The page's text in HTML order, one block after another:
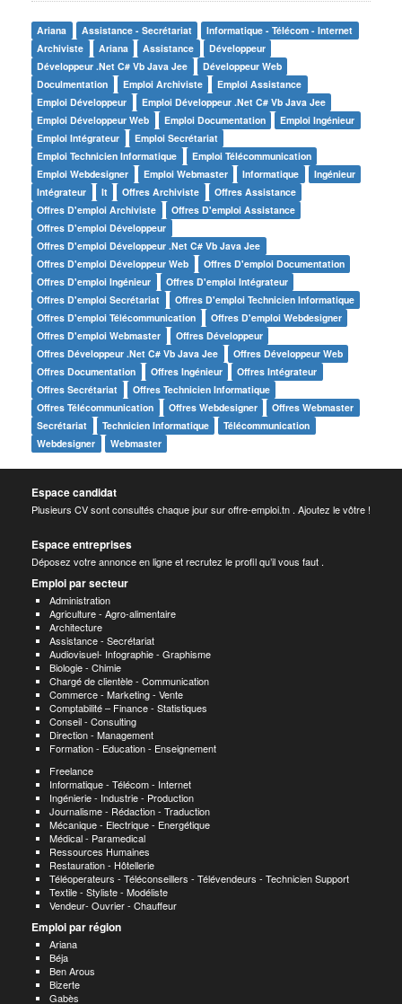
Ariana Assistance - Secrétariat
Informatique - Télécom - Internet
Archiviste
Ariana Assistance
Développeur
Développeur .net C# Vb Java Jee
Développeur Web
Doculmentation
Emploi Archiviste
Emploi Assistance
Emploi Développeur
Emploi Développeur .net C# Vb Java Jee
Emploi Développeur Web
Emploi Documentation
Emploi Ingénieur
Emploi Intégrateur
Emploi Secrétariat
Emploi Technicien Informatique
Emploi Télécommunication
Emploi Webdesigner
Emploi Webmaster Informatique
Ingénieur
Intégrateur
It Offres Archiviste
Offres Assistance
Offres D'emploi Archiviste
Offres D'emploi Assistance
Offres D'emploi Développeur
Offres D'emploi Développeur .net C# Vb Java Jee
Offres D'emploi Développeur Web
Offres D'emploi Documentation
Offres D'emploi Ingénieur
Offres D'emploi Intégrateur
Offres D'emploi Secrétariat
Offres D'emploi Technicien Informatique
Offres D'emploi Télécommunication
Offres D'emploi Webdesigner
Offres D'emploi Webmaster
Offres Développeur
Offres Développeur .net C# Vb Java Jee
Offres Développeur Web
Offres Documentation
Offres Ingénieur
Offres Intégrateur
Offres Secrétariat
Offres Technicien Informatique
Offres Télécommunication
Offres Webdesigner
Offres Webmaster
Secrétariat
Technicien Informatique
Télécommunication
Webdesigner
Webmaster
Espace candidat
Plusieurs CV sont consultés chaque jour sur offre-emploi.tn . Ajoutez le vôtre !
Espace entreprises
Déposez votre annonce en ligne et recrutez le profil qu’il vous faut .
Emploi par secteur
Administration
Agriculture - Agro-alimentaire
Architecture
Assistance - Secrétariat
Audiovisuel- Infographie - Graphisme
Biologie - Chimie
Chargé de clientèle - Communication
Commerce - Marketing - Vente
Comptabilité – Finance - Statistiques
Conseil - Consulting
Direction - Management
Formation - Education - Enseignement
Freelance
Informatique - Télécom - Internet
Ingénierie - Industrie - Production
Journalisme - Rédaction - Traduction
Mécanique - Electrique - Energétique
Médical - Paramedical
Ressources Humaines
Restauration - Hôtellerie
Téléoperateurs - Téléconseillers - Télévendeurs - Technicien Support
Textile - Styliste - Modéliste
Vendeur- Ouvrier - Chauffeur
Emploi par région
Ariana
Béja
Ben Arous
Bizerte
Gabès